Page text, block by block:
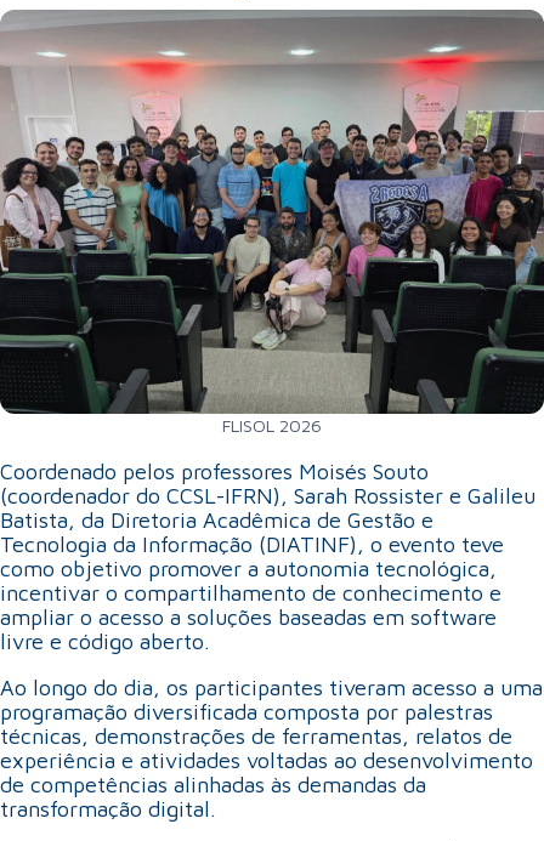
FLISOL 2026
Coordenado pelos professores Moisés Souto
(coordenador do CCSL-IFRN), Sarah Rossister e Galileu
Batista, da Diretoria Acadêmica de Gestão e
Tecnologia da Informação (DIATINF), o evento teve
como objetivo promover a autonomia tecnológica,
incentivar o compartilhamento de conhecimento e
ampliar o acesso a soluções baseadas em software
livre e código aberto.
Ao longo do dia, os participantes tiveram acesso a uma
programação diversificada composta por palestras
técnicas, demonstrações de ferramentas, relatos de
experiência e atividades voltadas ao desenvolvimento
de competências alinhadas às demandas da
transformação digital.